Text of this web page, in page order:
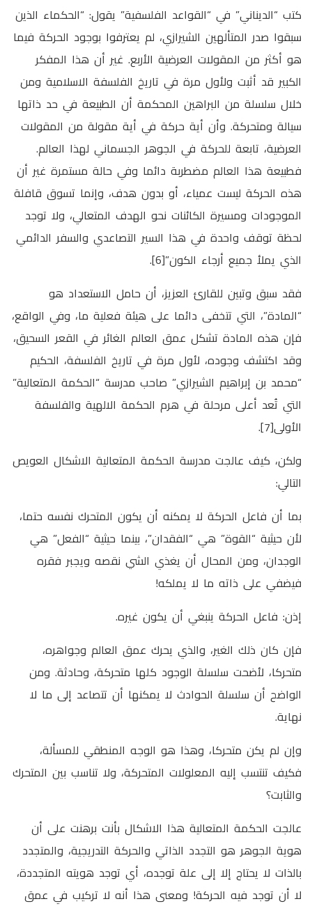
كتب “الديناني” في “القواعد الفلسفية” يقول: “الحكماء الذين
سبقوا صدر المتألهين الشيرازي، لم يعترفوا بوجود الحركة فيما
هو أكثر من المقولات العرضية الأربع. غير أن هذا المفكر
الكبير قد أثبت ولأول مرة في تاريخ الفلسفة الاسلامية ومن
خلال سلسلة من البراهين المحكمة أن الطبيعة في حد ذاتها
سيالة ومتحركة. وأن أية حركة في أية مقولة من المقولات
العرضية، تابعة للحركة في الجوهر الجسماني لهذا العالم.
فطبيعة هذا العالم مضطربة دائما وفي حالة مستمرة غير أن
هذه الحركة ليست عمياء، أو بدون هدف، وإنما تسوق قافلة
الموجودات ومسيرة الكائنات نحو الهدف المتعالي، ولا توجد
لحظة توقف واحدة في هذا السير التصاعدي والسفر الدائمي
الذي يملأ جميع أرجاء الكون”[6].
فقد سبق وتبين للقارئ العزيز، أن حامل الاستعداد هو
“المادة”، التي تتخفى دائما على هيئة فعلية ما، وفي الواقع،
فإن هذه المادة تشكل عمق العالم الغائر في القعر السحيق،
وقد اكتشف وجوده، لأول مرة في تاريخ الفلسفة، الحكيم
“محمد بن إبراهيم الشيرازي” صاحب مدرسة “الحكمة المتعالية”
التي تُعد أعلى مرحلة في هرم الحكمة الالهية والفلسفة
الأولى[7].
ولكن، كيف عالجت مدرسة الحكمة المتعالية الاشكال العويص
التالي:
بما أن فاعل الحركة لا يمكنه أن يكون المتحرك نفسه حتما،
لأن حيثية “القوة” هي “الفقدان”، بينما حيثية “الفعل” هي
الوجدان، ومن المحال أن يغذي الشي نقصه ويجبر فقره
فيضفي على ذاته ما لا يملكه!
إذن: فاعل الحركة ينبغي أن يكون غيره.
فإن كان ذلك الغير، والذي يحرك عمق العالم وجواهره،
متحركا، لأضحت سلسلة الوجود كلها متحركة، وحادثة. ومن
الواضح أن سلسلة الحوادث لا يمكنها أن تتصاعد إلى ما لا
نهاية.
وإن لم يكن متحركا، وهذا هو الوجه المنطقي للمسألة،
فكيف تنتسب إليه المعلولات المتحركة، ولا تناسب بين المتحرك
والثابت؟
عالجت الحكمة المتعالية هذا الاشكال بأنت برهنت على أن
هوية الجوهر هو التجدد الذاتي والحركة التدريجية، والمتجدد
بالذات لا يحتاج إلا إلى علة توجده، أي توجد هويته المتجددة،
لا أن توجد فيه الحركة! ومعنى هذا أنه لا تركيب في عمق